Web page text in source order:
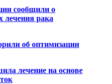
сообщили о
лечения рака
об оптимизации
лечение на основе